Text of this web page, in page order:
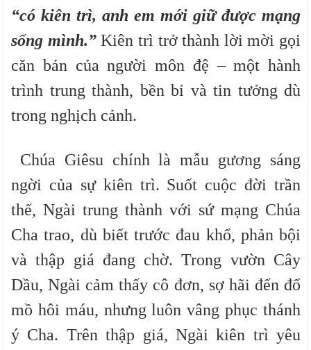
“có kiên trì, anh em mới giữ được mạng
sống mình.”Kiên trì trở thành lời mời gọi
căn bản của người môn đệ – một hành
trình trung thành, bền bỉ và tin tưởng dù
trong nghịch cảnh.
Chúa Giêsu chính là mẫu gương sáng
ngời của sự kiên trì. Suốt cuộc đời trần
thế, Ngài trung thành với sứ mạng Chúa
Cha trao, dù biết trước đau khổ, phản bội
và thập giá đang chờ. Trong vườn Cây
Dầu, Ngài cảm thấy cô đơn, sợ hãi đến đổ
mồ hôi máu, nhưng luôn vâng phục thánh
ý Cha. Trên thập giá, Ngài kiên trì yêu